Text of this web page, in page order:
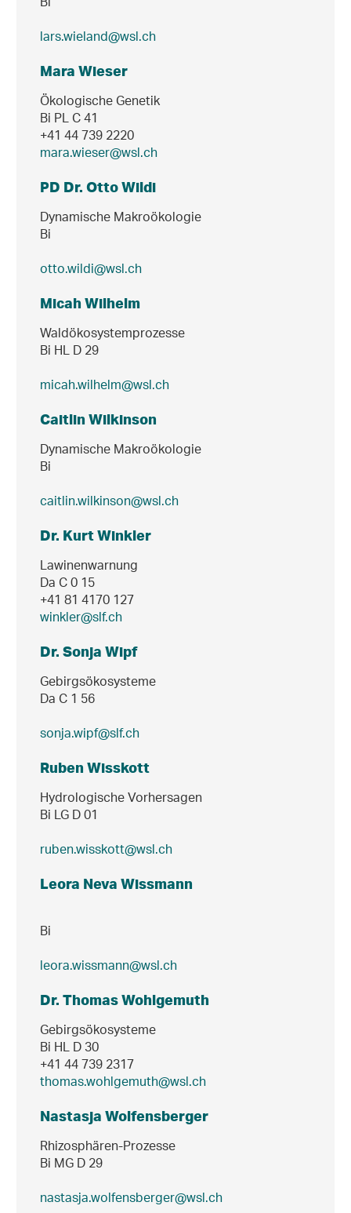
lars.wieland@wsl.ch
Mara Wieser
Ökologische Genetik
Bi PL C 41
+41 44 739 2220
mara.wieser@wsl.ch
PD Dr. Otto Wildi
Dynamische Makroökologie
Bi
otto.wildi@wsl.ch
Micah Wilhelm
Waldökosystemprozesse
Bi HL D 29
micah.wilhelm@wsl.ch
Caitlin Wilkinson
Dynamische Makroökologie
Bi
caitlin.wilkinson@wsl.ch
Dr. Kurt Winkler
Lawinenwarnung
Da C 0 15
+41 81 4170 127
winkler@slf.ch
Dr. Sonja Wipf
Gebirgsökosysteme
Da C 1 56
sonja.wipf@slf.ch
Ruben Wisskott
Hydrologische Vorhersagen
Bi LG D 01
ruben.wisskott@wsl.ch
Leora Neva Wissmann
Bi
leora.wissmann@wsl.ch
Dr. Thomas Wohlgemuth
Gebirgsökosysteme
Bi HL D 30
+41 44 739 2317
thomas.wohlgemuth@wsl.ch
Nastasja Wolfensberger
Rhizosphären-Prozesse
Bi MG D 29
nastasja.wolfensberger@wsl.ch